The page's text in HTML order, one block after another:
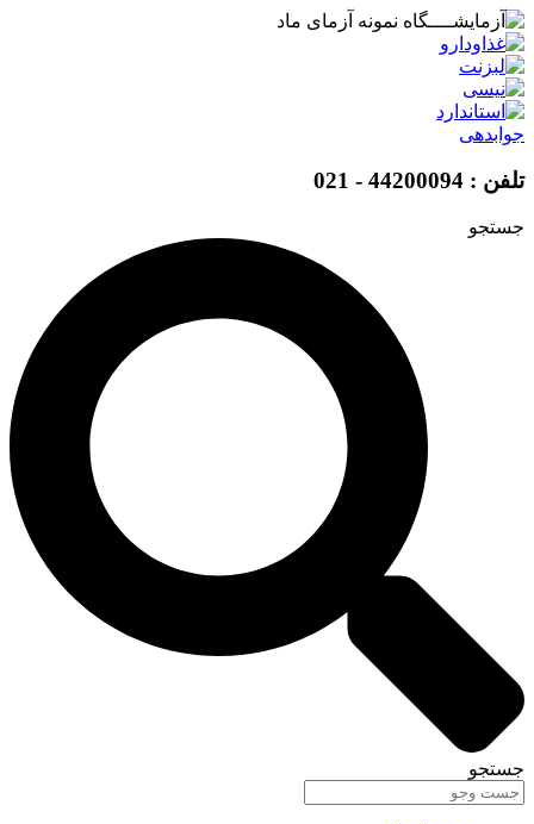
پرش
به
محتوا
جوابدهی
تلفن : 44200094 - 021
جستجو
جستجو